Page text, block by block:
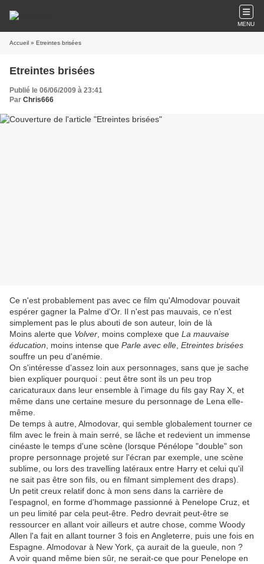
MENU
Accueil » Etreintes brisées
Etreintes brisées
Publié le 06/06/2009 à 23:41
Par Chris666
Ce n'est probablement pas avec ce film qu'Almodovar pouvait
espérer gagner la Palme d'Or. Il n'est pas mauvais, ce n'est
simplement pas le plus abouti de son auteur, loin de là
Moins alerte que Volver , moins complexe que La mauvaise
éducation , moins intense que Parle avec elle Etreintes brisées
souffre un peu d'anémie.
On s'intéresse d'assez loin aux personnages, sans que je sache
bien expliquer pourquoi : peut être sont ils un peu trop
caricaturaux dans leur ensemble à l'image du fils gay Ray X, et
même dans une certaine mesure du personnage de Lena elle-
même.
De temps à autre, Almodovar, qui semble globalement tourner ce
film avec le frein à main serré, se lâche et redevient un immense
cinéaste le temps d'une scène (lorsque Pénélope "double" son
propre personnage projeté sur l'écran par exemple, une scène
sublime, ou lors des travelling latéraux entre Harry et celui qu'il
ne sait pas être son fils, ou en filmant simplement des draps).
Un petit creux relatif donc à mon sens dans la carrière de
l'espagnol, en forme d'hommage passionné à Penelope Cruz, et
un peu limité par cela peut-être. Pedro devrait peut-être se
ressourcer en allant voir ailleurs et autre chose, comme Woody
Allen l'a fait en allant tourner 3 fois en Angleterre, puis une fois en
Espagne. Almodovar à New York, ça aurait de la gueule, non ?
A voir quand même bien sûr, ne serait-ce que pour Penelope en